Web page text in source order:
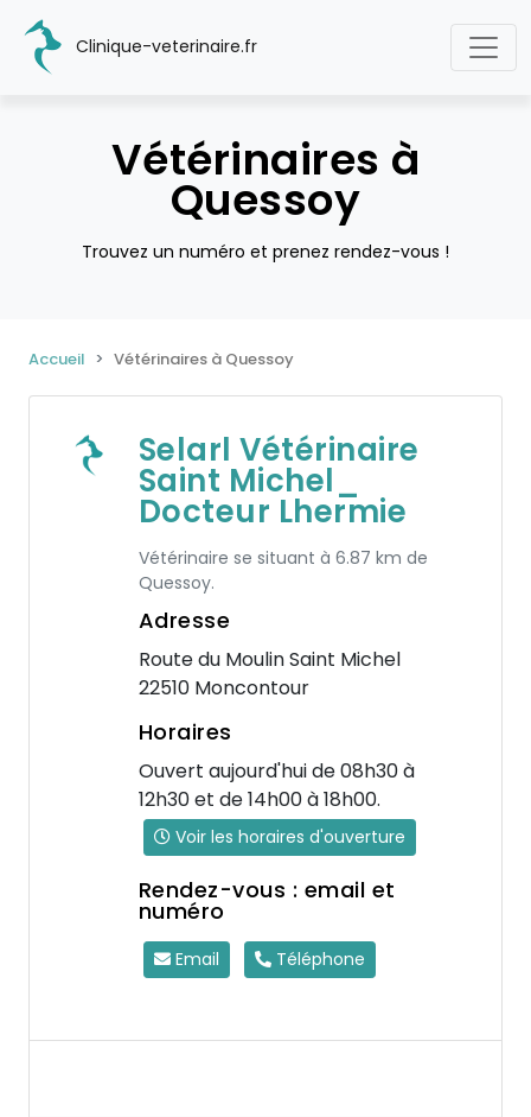
Clinique-veterinaire.fr
Vétérinaires à
Quessoy
Trouvez un numéro et prenez rendez-vous !
Accueil Vétérinaires à Quessoy
Selarl Vétérinaire
Saint Michel_
Docteur Lhermie
Vétérinaire se situant à 6.87 km de
Quessoy.
Adresse
Route du Moulin Saint Michel
22510 Moncontour
Horaires
Ouvert aujourd'hui de 08h30 à
12h30 et de 14h00 à 18h00.
Voir les horaires d'ouverture
Rendez-vous : email et
numéro
Email Téléphone